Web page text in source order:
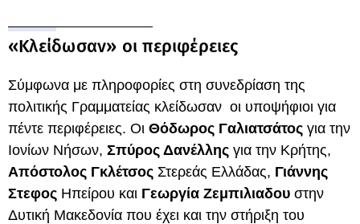
«Κλείδωσαν» οι περιφέρειες
Σύμφωνα με πληροφορίες στη συνεδρίαση της
πολιτικής Γραμματείας κλείδωσαν οι υποψήφιοι για
πέντε περιφέρειες. Οι Θόδωρος Γαλιατσάτος για την
Ιονίων Νήσων, Σπύρος Δανέλλης για την Κρήτης,
Απόστολος Γκλέτσος Στερεάς Ελλάδας, Γιάννης
Στεφος Ηπείρου και Γεωργία Ζεμπιλιαδου στην
Δυτική Μακεδονία που έχει και την στήριξη του